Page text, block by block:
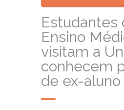
Estudantes
Ensino
visitam a
conhecem
de ex-aluno